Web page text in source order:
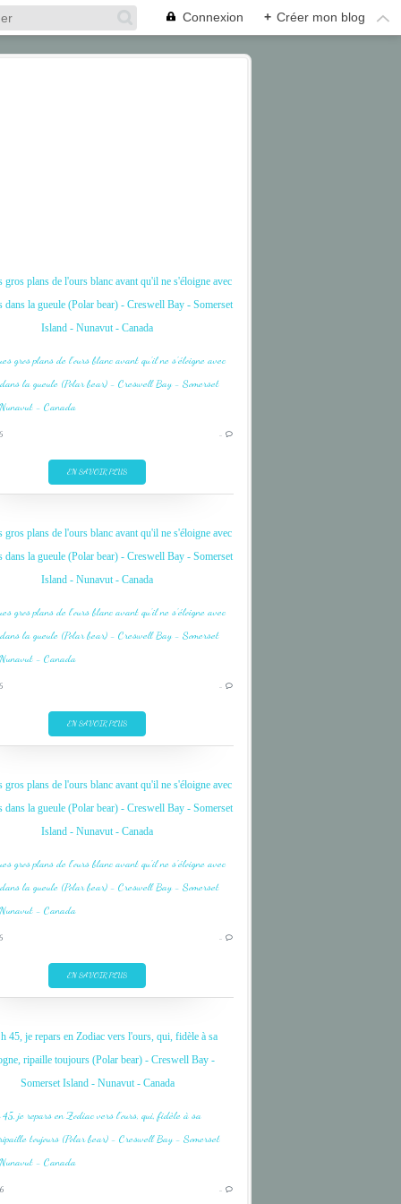
Connexion + Créer mon blog
ARCTIQUE
AUSTRAL
FIELD OF ICE
gros plans de l'ours blanc avant qu'il ne s'éloigne avec
dans la gueule (Polar bear) - Creswell Bay - Somerset
Island - Nunavut - Canada
…
EN SAVOIR PLUS
gros plans de l'ours blanc avant qu'il ne s'éloigne avec
dans la gueule (Polar bear) - Creswell Bay - Somerset
Island - Nunavut - Canada
…
EN SAVOIR PLUS
BAFFIN BAY
FIELD OF ICE
GLACE
OURS
gros plans de l'ours blanc avant qu'il ne s'éloigne avec
dans la gueule (Polar bear) - Creswell Bay - Somerset
Island - Nunavut - Canada
…
EN SAVOIR PLUS
BAFFIN BAY
FIELD OF ICE
OURS
45, je repars en Zodiac vers l'ours, qui, fidèle à sa
ripaille toujours (Polar bear) - Creswell Bay -
Somerset Island - Nunavut - Canada
…